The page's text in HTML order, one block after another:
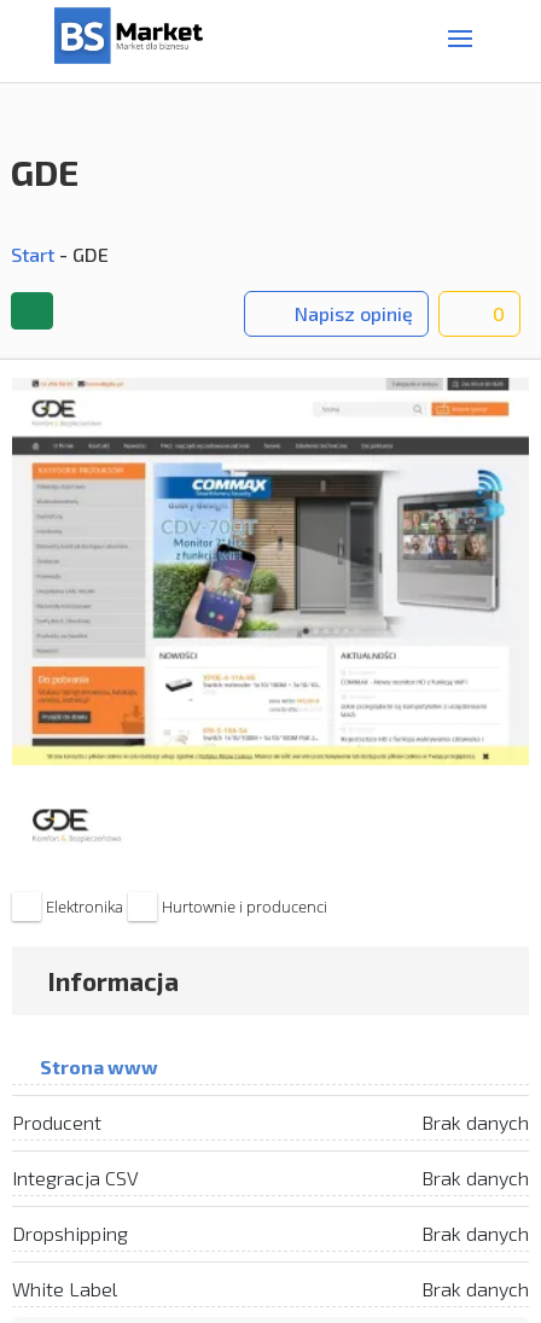
GDE
Start- GDE
Napisz opinię 0
Elektronika Hurtownie i producenci
Informacja
Strona www
Producent Brak danych
Integracja CSV Brak danych
Dropshipping Brak danych
White Label Brak danych